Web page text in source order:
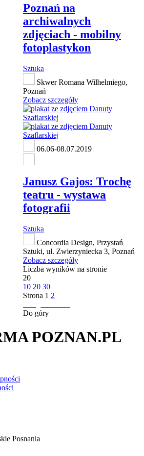
Poznań na
archiwalnych
zdjęciach - mobilny
fotoplastykon
Sztuka
Skwer Romana Wilhelmiego,
Poznań
Zobacz szczegóły
06.06-08.07.2019
Janusz Gajos: Trochę
teatru - wystawa
fotografii
Sztuka
Concordia Design, Przystań
Sztuki, ul. Zwierzyniecka 3, Poznań
Zobacz szczegóły
Liczba wyników na stronie
20
10 20 30
Strona 1 2
Do góry
POZNAN.PL
Posnania